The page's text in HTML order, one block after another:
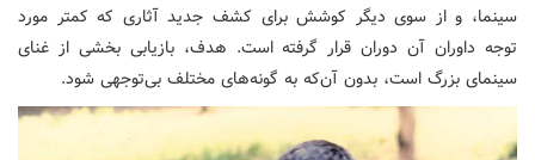
سینما، و از سوی دیگر کوشش برای کشف جدید آثاری که کمتر مورد
توجه داوران آن دوران قرار گرفته است. هدف، بازیابی بخشی از غنای
سینمای بزرگ است، بدون آن‌که به گونه‌های مختلف بی‌توجهی شود.